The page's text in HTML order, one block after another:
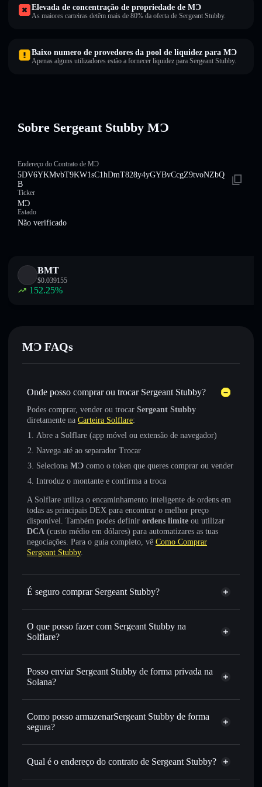
Elevada de concentração de propriedade de MƆ
As maiores carteiras detêm mais de 80% da oferta de Sergeant Stubby.
Baixo numero de provedores da pool de liquidez para MƆ
Apenas alguns utilizadores estão a fornecer liquidez para Sergeant Stubby.
Sobre Sergeant Stubby MƆ
Endereço do Contrato de MƆ
5DV6YKMvbT9KW1sC1hDmT828y4yGYBvCcgZ9tvoNZbQ
B
Ticker
MƆ
Estado
Não verificado
BMT
$0.039155
152.25%
MƆ FAQs
Onde posso comprar ou trocar Sergeant Stubby?
Podes comprar, vender ou trocar Sergeant Stubby
diretamente na Carteira Solflare:
Abre a Solflare (app móvel ou extensão de navegador)
Navega até ao separador Trocar
Seleciona MƆ como o token que queres comprar ou vender
Introduz o montante e confirma a troca
A Solflare utiliza o encaminhamento inteligente de ordens em
todas as principais DEX para encontrar o melhor preço
disponível. Também podes definir ordens limite ou utilizar
DCA (custo médio em dólares) para automatizares as tuas
negociações. Para o guia completo, vê Como Comprar
Sergeant Stubby.
É seguro comprar Sergeant Stubby?
Sergeant Stubby não está verificado
O que posso fazer com Sergeant Stubby na
Solflare?
Sergeant Stubby
Carteira Solflare
Trocar instantaneamente— trocar MƆ por SOL, USDC
ou milhares de outros tokens Solana com encaminhamento
disponível
Definir ordens limite— automatizar transações ao teu
preço-alvo para MƆ
Utilizar DCA— investir de forma faseada ao longo do
Enviar de forma privada
— transferir MƆ sem associar
publicamente as carteiras usando o Agregador de
Posso enviar Sergeant Stubby de forma privada na
Solana?
Agregador de Privacidade
Como posso armazenarSergeant Stubby de forma
segura?
Sergeant Stubby
Qual é o endereço do contrato de Sergeant Stubby?
Sergeant